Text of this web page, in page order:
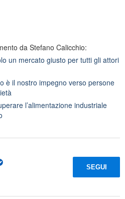
da Stefano Calicchio:
un mercato giusto per tutti gli attori
è il nostro impegno verso persone
l’alimentazione industriale
SEGUI